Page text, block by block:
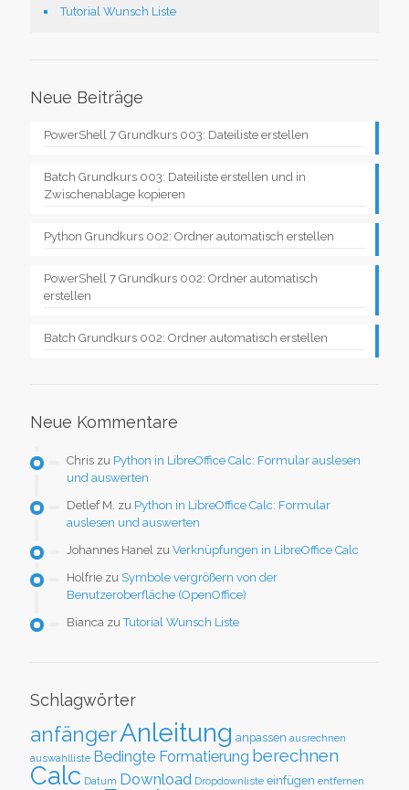
Tutorial Wunsch Liste
Neue Beiträge
PowerShell 7 Grundkurs 003: Dateiliste erstellen
Batch Grundkurs 003: Dateiliste erstellen und in
Zwischenablage kopieren
Python Grundkurs 002: Ordner automatisch erstellen
PowerShell 7 Grundkurs 002: Ordner automatisch
erstellen
Batch Grundkurs 002: Ordner automatisch erstellen
Neue Kommentare
Chris zu Python in LibreOffice Calc: Formular auslesen
und auswerten
Detlef M. zu Python in LibreOffice Calc: Formular
auslesen und auswerten
Johannes Hanel zu Verknüpfungen in LibreOffice Calc
Holfrie zu Symbole vergrößern von der
Benutzeroberfläche (OpenOffice)
Bianca zuTutorial Wunsch Liste
Schlagwörter
anfängerAnleitung anpassen ausrechnen
auswahlliste Bedingte Formatierung berechnen
Calc Datum Download Dropdownliste einfügen entfernen